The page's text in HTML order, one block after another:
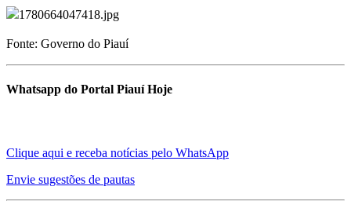
Fonte: Governo do Piauí
Whatsapp do Portal Piauí Hoje
Clique aqui e receba notícias pelo WhatsApp
Envie sugestões de pautas